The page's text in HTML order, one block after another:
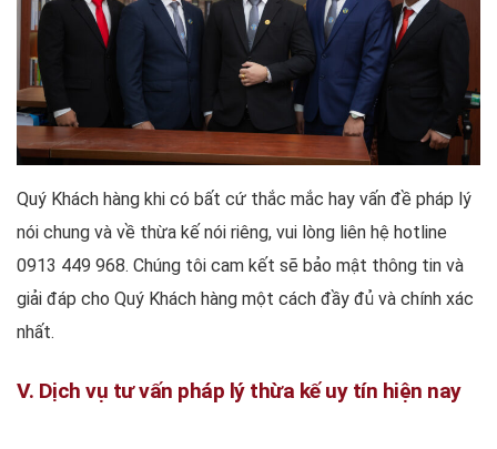
Quý Khách hàng khi có bất cứ thắc mắc hay vấn đề pháp lý
nói chung và về thừa kế nói riêng, vui lòng liên hệ hotline
0913 449 968. Chúng tôi cam kết sẽ bảo mật thông tin và
giải đáp cho Quý Khách hàng một cách đầy đủ và chính xác
nhất.
V. Dịch vụ tư vấn pháp lý thừa kế uy tín hiện nay